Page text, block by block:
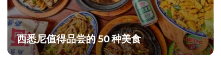
西悉尼值得品尝的 50 种美食